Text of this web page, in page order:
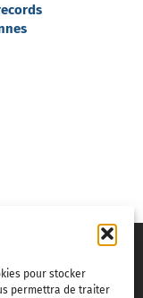
pour stocker
permettra de traiter